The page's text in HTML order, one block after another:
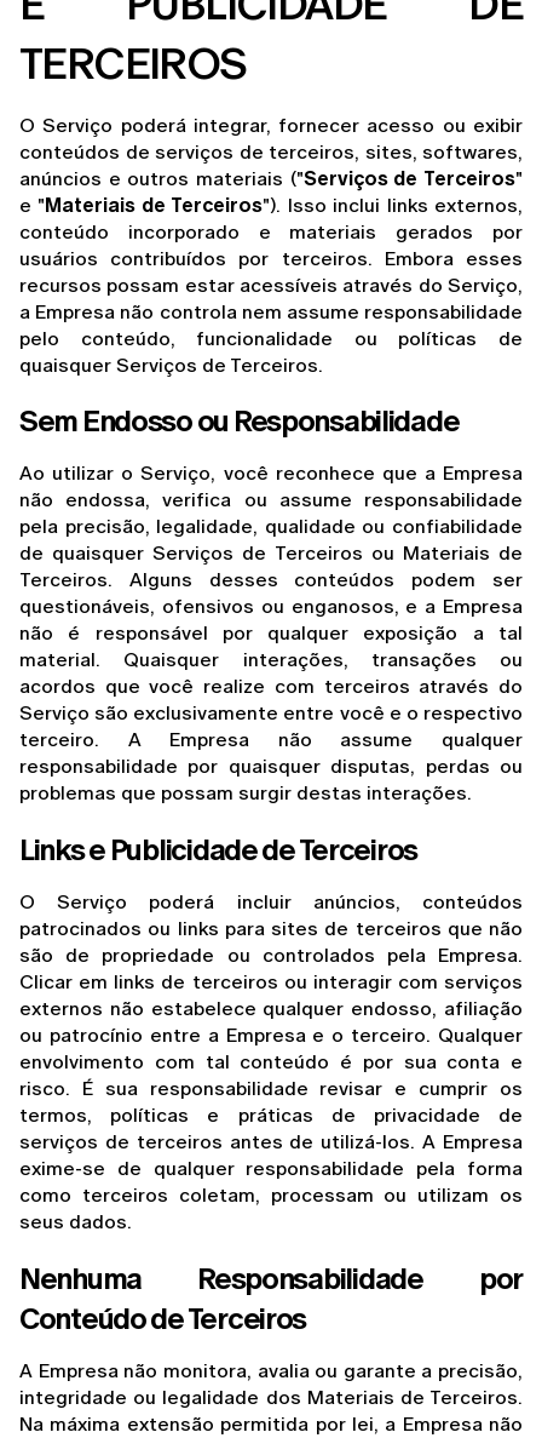
TERCEIROS
O Serviço poderá integrar, fornecer acesso ou exibir
conteúdos de serviços de terceiros, sites, softwares,
anúncios e outros materiais ("Serviços de Terceiros"
e "Materiais de Terceiros"). Isso inclui links externos,
conteúdo incorporado e materiais gerados por
usuários contribuídos por terceiros. Embora esses
recursos possam estar acessíveis através do Serviço,
a Empresa não controla nem assume responsabilidade
pelo conteúdo, funcionalidade ou políticas de
quaisquer Serviços de Terceiros.
Sem Endosso ou Responsabilidade
Ao utilizar o Serviço, você reconhece que a Empresa
não endossa, verifica ou assume responsabilidade
pela precisão, legalidade, qualidade ou confiabilidade
de quaisquer Serviços de Terceiros ou Materiais de
Terceiros. Alguns desses conteúdos podem ser
questionáveis, ofensivos ou enganosos, e a Empresa
não é responsável por qualquer exposição a tal
material. Quaisquer interações, transações ou
acordos que você realize com terceiros através do
Serviço são exclusivamente entre você e o respectivo
terceiro. A Empresa não assume qualquer
responsabilidade por quaisquer disputas, perdas ou
problemas que possam surgir destas interações.
Links e Publicidade de Terceiros
O Serviço poderá incluir anúncios, conteúdos
patrocinados ou links para sites de terceiros que não
são de propriedade ou controlados pela Empresa.
Clicar em links de terceiros ou interagir com serviços
externos não estabelece qualquer endosso, afiliação
ou patrocínio entre a Empresa e o terceiro. Qualquer
envolvimento com tal conteúdo é por sua conta e
risco. É sua responsabilidade revisar e cumprir os
termos, políticas e práticas de privacidade de
serviços de terceiros antes de utilizá-los. A Empresa
exime-se de qualquer responsabilidade pela forma
como terceiros coletam, processam ou utilizam os
seus dados.
Nenhuma Responsabilidade por
Conteúdo de Terceiros
A Empresa não monitora, avalia ou garante a precisão,
integridade ou legalidade dos Materiais de Terceiros.
Na máxima extensão permitida por lei, a Empresa não